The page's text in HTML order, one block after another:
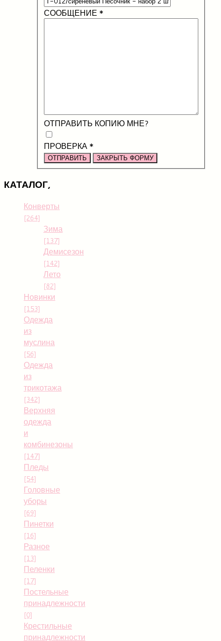
СООБЩЕНИЕ *
ОТПРАВИТЬ КОПИЮ МНЕ?
ПРОВЕРКА*
ОТПРАВИТЬ ЗАКРЫТЬ ФОРМУ
КАТАЛОГ,
Конверты
[264]
Зима
[137]
Демисезон
[142]
Лето
[82]
Новинки
[153]
Одежда
из
муслина
[56]
Одежда
из
трикотажа
[342]
Верхняя
одежда
и
комбинезоны
[147]
Пледы
[54]
Головные
уборы
[69]
Пинетки
[16]
Разное
[13]
Пеленки
[17]
Постельные
принадлежности
[0]
Крестильные
принадлежности